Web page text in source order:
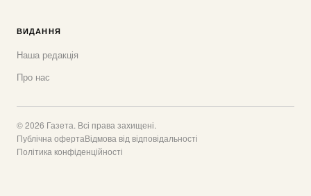
ВИДАННЯ
Наша редакція
Про нас
© 2026 Газета. Всі права захищені.
Публічна офертаВідмова від відповідальності
Політика конфіденційності